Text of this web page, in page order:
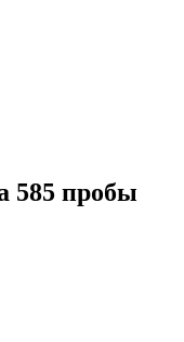
585 пробы